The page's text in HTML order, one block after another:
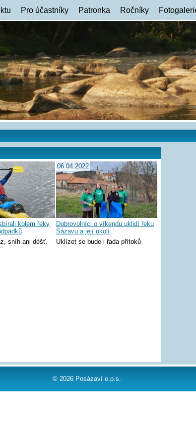
Pro účastníky Patronka Ročníky
kolem řeky
sníh ani déšť.
06.04.2022
Dobrovolníci o víkendu uklidí řeku
Sázavu a její okolí
Uklízet se bude i řada přítoků
© 2026 Posázaví o.p.s.